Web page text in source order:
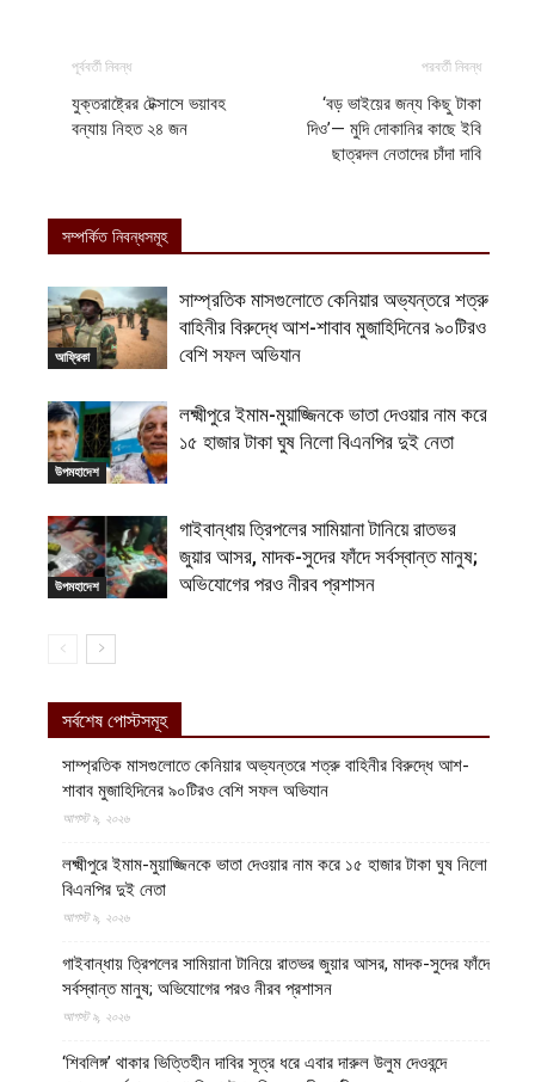
পূর্ববর্তী নিবন্ধ
যুক্তরাষ্ট্রের টেক্সাসে ভয়াবহ
বন্যায় নিহত ২৪ জন
পরবর্তী নিবন্ধ
‘বড় ভাইয়ের জন্য কিছু টাকা
দিও’— মুদি দোকানির কাছে ইবি
ছাত্রদল নেতাদের চাঁদা দাবি
সম্পর্কিত নিবন্ধসমূহ
আফ্রিকা
সাম্প্রতিক মাসগুলোতে কেনিয়ার অভ্যন্তরে শত্রু
বাহিনীর বিরুদ্ধে আশ-শাবাব মুজাহিদিনের ৯০টিরও
বেশি সফল অভিযান
উপমহাদেশ
লক্ষ্মীপুরে ইমাম-মুয়াজ্জিনকে ভাতা দেওয়ার নাম করে
১৫ হাজার টাকা ঘুষ নিলো বিএনপির দুই নেতা
উপমহাদেশ
গাইবান্ধায় ত্রিপলের সামিয়ানা টানিয়ে রাতভর
জুয়ার আসর, মাদক-সুদের ফাঁদে সর্বস্বান্ত মানুষ;
অভিযোগের পরও নীরব প্রশাসন
সর্বশেষ পোস্টসমূহ
সাম্প্রতিক মাসগুলোতে কেনিয়ার অভ্যন্তরে শত্রু বাহিনীর বিরুদ্ধে আশ-
শাবাব মুজাহিদিনের ৯০টিরও বেশি সফল অভিযান
আগস্ট ৯, ২০২৬
লক্ষ্মীপুরে ইমাম-মুয়াজ্জিনকে ভাতা দেওয়ার নাম করে ১৫ হাজার টাকা ঘুষ নিলো
বিএনপির দুই নেতা
আগস্ট ৯, ২০২৬
গাইবান্ধায় ত্রিপলের সামিয়ানা টানিয়ে রাতভর জুয়ার আসর, মাদক-সুদের ফাঁদে
সর্বস্বান্ত মানুষ; অভিযোগের পরও নীরব প্রশাসন
আগস্ট ৯, ২০২৬
‘শিবলিঙ্গ’ থাকার ভিত্তিহীন দাবির সূত্র ধরে এবার দারুল উলুম দেওবন্দে